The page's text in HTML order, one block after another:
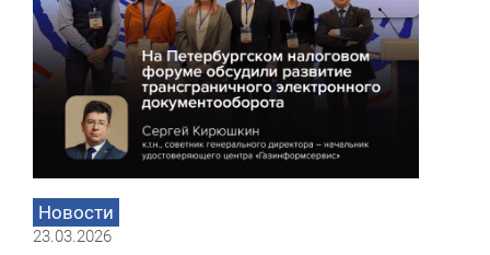
Новости
23.03.2026